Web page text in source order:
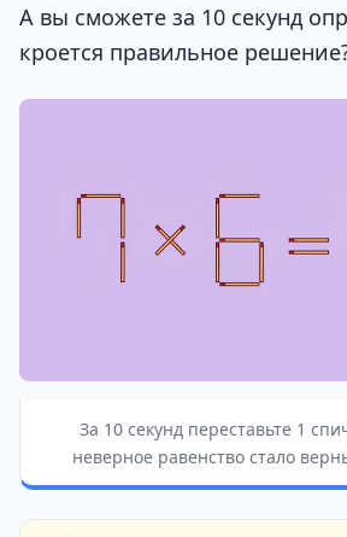
А вы сможете за 10 секунд
кроется правильное
За 10 секунд переставьте 1
неверное равенство стало